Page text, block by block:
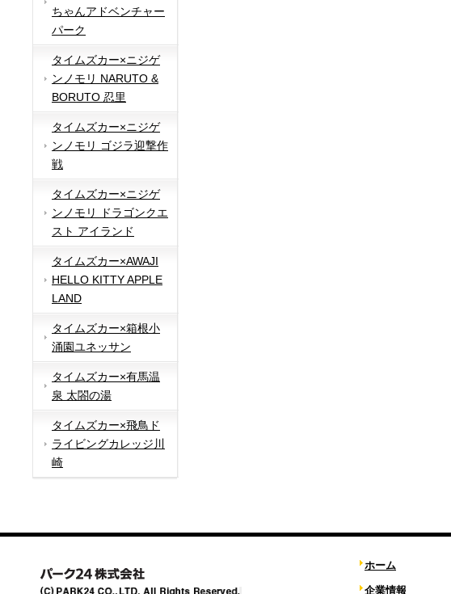
ちゃんアドベンチャー
パーク
タイムズカー×ニジゲ
ンノモリ NARUTO &
BORUTO 忍里
タイムズカー×ニジゲ
ンノモリ ゴジラ迎撃作
戦
タイムズカー×ニジゲ
ンノモリ ドラゴンクエ
スト アイランド
タイムズカー×AWAJI
HELLO KITTY APPLE
LAND
タイムズカー×箱根小
涌園ユネッサン
タイムズカー×有馬温
泉 太閤の湯
タイムズカー×飛鳥ド
ライビングカレッジ川
崎
ホーム
企業情報